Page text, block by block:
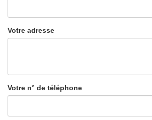
Votre adresse
Votre n° de téléphone